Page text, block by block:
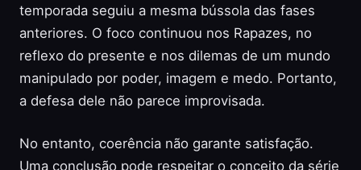
temporada seguiu a mesma bússola das fases
anteriores. O foco continuou nos Rapazes, no
reflexo do presente e nos dilemas de um mundo
manipulado por poder, imagem e medo. Portanto,
a defesa dele não parece improvisada.
No entanto, coerência não garante satisfação.
Uma conclusão pode respeitar o conceito da série